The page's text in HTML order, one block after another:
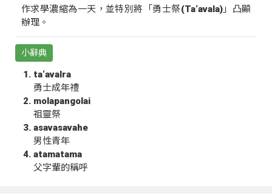
作求學濃縮為一天，並特別將「勇士祭(Ta‘avala)」凸顯
辦理。
小辭典
ta‘avalra
勇士成年禮
molapangolai
祖靈祭
asavasavahe
男性青年
atamatama
父字輩的稱呼